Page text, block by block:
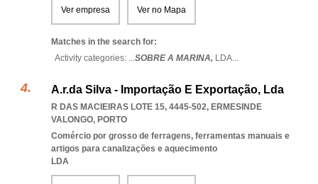
Ver empresa Ver no Mapa
Matches in the search for:
Activity categories: ...SOBRE A MARINA, LDA...
A.r.da Silva - Importação E Exportação, Lda
R DAS MACIEIRAS LOTE 15, 4445-502, ERMESINDE
VALONGO, PORTO
Comércio por grosso de ferragens, ferramentas manuais e
artigos para canalizações e aquecimento
LDA